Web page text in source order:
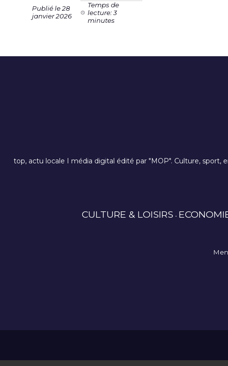
Publié le 28
janvier 2026
Temps de
lecture: 3
minutes
top, actu locale I média digital édité par "MOP". Culture, sport,
CULTURE & LOISIRS